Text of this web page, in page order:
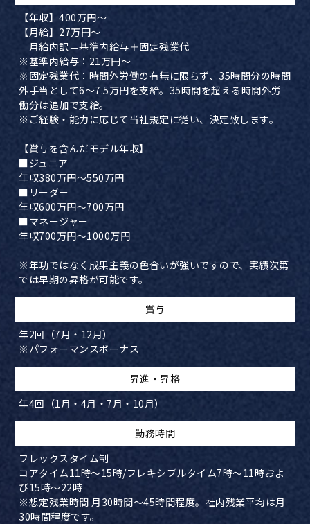
【年収】400万円～
【月給】27万円～
月給内訳＝基準内給与＋固定残業代
※基準内給与：21万円～
※固定残業代：時間外労働の有無に限らず、35時間分の時間
外手当として6～7.5万円を支給。35時間を超える時間外労
働分は追加で支給。
※ご経験・能力に応じて当社規定に従い、決定致します。
【賞与を含んだモデル年収】
■ジュニア
年収380万円～550万円
■リーダー
年収600万円～700万円
■マネージャー
年収700万円～1000万円
※年功ではなく成果主義の色合いが強いですので、実績次第
では早期の昇格が可能です。
賞与
年2回（7月・12月）
​※パフォーマンスボーナス
​昇進・昇格
年4回（1月・4月・7月・10月）
​勤務時間
フレックスタイム制
コアタイム11時～15時/フレキシブルタイム7時～11時およ
び15時～22時
※想定残業時間 月30時間～45時間程度。社内残業平均は月
30時間程度です。